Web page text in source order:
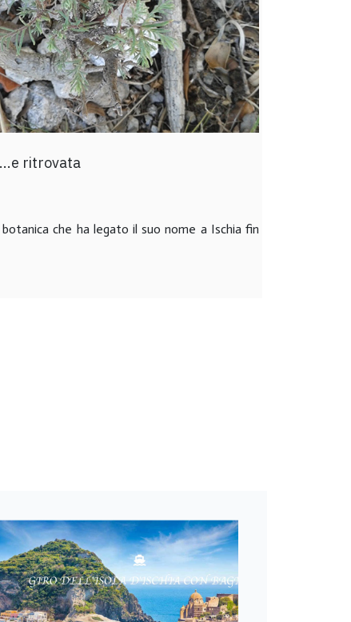
ritrovata
che ha legato il suo nome a Ischia fin